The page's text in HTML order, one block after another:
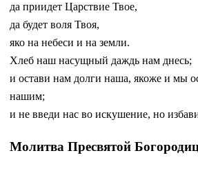
да приидет Царствие Твое,
да будет воля Твоя,
яко на небеси и на земли.
Хлеб наш насущный даждь нам днесь;
и остави нам долги наша, якоже и мы
нашим;
и не введи нас во искушение, но
Молитва Пресвятой